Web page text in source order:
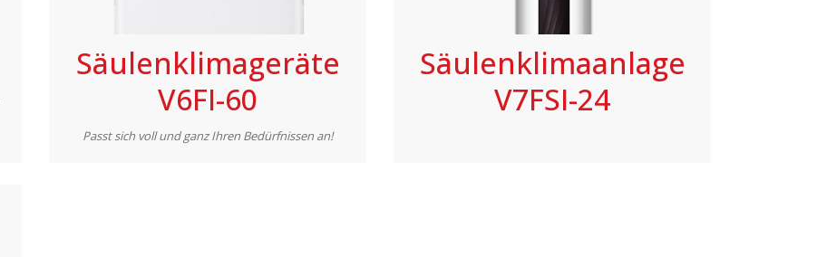
Säulenklimageräte
V6FI-60
Passt sich voll und ganz Ihren Bedürfnissen an!
Säulenklimaanlage
V7FSI-24